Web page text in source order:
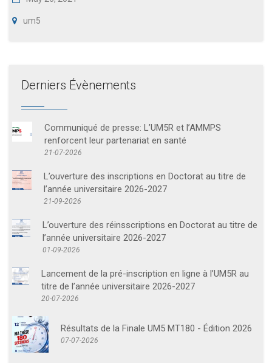
um5
Derniers Évènements
Communiqué de presse: L’UM5R et l’AMMPS
renforcent leur partenariat en santé
21-07-2026
L’ouverture des inscriptions en Doctorat au titre de
l’année universitaire 2026-2027
21-09-2026
L’ouverture des réinsscriptions en Doctorat au titre de
l’année universitaire 2026-2027
01-09-2026
Lancement de la pré-inscription en ligne à l’UM5R au
titre de l’année universitaire 2026-2027
20-07-2026
Résultats de la Finale UM5 MT180 - Édition 2026
07-07-2026